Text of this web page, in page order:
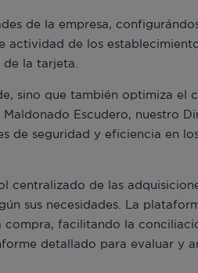
de la empresa,
de los
la tarjeta.
sino que también optimiza el
Escudero, nuestro
de seguridad y eficiencia en
centralizado de las
sus necesidades. La
facilitando la
detallado para evaluar y